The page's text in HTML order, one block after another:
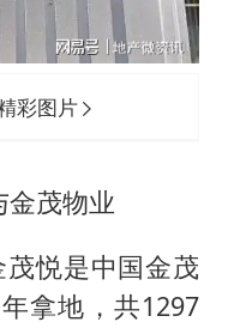
制冰厂工人旺季能月入一万三
体育强国建设
彩图片
金茂物业
茂悦是中国金茂
年拿地，共1297